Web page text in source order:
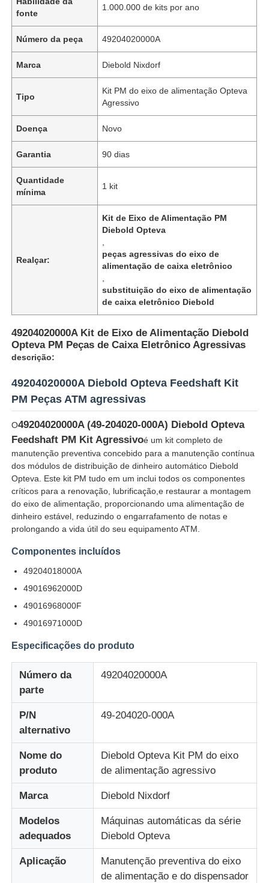
Casa
Produtos
Vídeos
Quem Somos
Fábrica
Controle de Qualidade
notícias
Todos os casos
Pedir um orçamento
fonte
1.000.000 de kits por ano
Número da peça 49204020000A
Marca Diebold Nixdorf
Tipo
Kit PM do eixo de alimentação Opteva
Agressivo
Doença Novo
Garantia 90 dias
Quantidade
mínima
1 kit
Realçar:
Kit de Eixo de Alimentação PM
Diebold Opteva
peças agressivas do eixo de
alimentação de caixa eletrônico
substituição do eixo de alimentação
de caixa eletrônico Diebold
49204020000A Kit de Eixo de Alimentação Diebold
Opteva PM Peças de Caixa Eletrônico Agressivas
descrição:
49204020000A Diebold Opteva Feedshaft Kit
PM Peças ATM agressivas
O49204020000A (49-204020-000A) Diebold Opteva
Feedshaft PM Kit Agressivoé um kit completo de
manutenção preventiva concebido para a manutenção contínua
dos módulos de distribuição de dinheiro automático Diebold
Opteva. Este kit PM tudo em um inclui todos os componentes
críticos para a renovação, lubrificação,e restaurar a montagem
do eixo de alimentação, proporcionando uma alimentação de
dinheiro estável, reduzindo o engarrafamento de notas e
prolongando a vida útil do seu equipamento ATM.
Componentes incluídos
49204018000A
49016962000D
49016968000F
49016971000D
Especificações do produto
Número da
parte
49204020000A
P/N
alternativo
49-204020-000A
Nome do
produto
Diebold Opteva Kit PM do eixo
de alimentação agressivo
Marca Diebold Nixdorf
Modelos
adequados
Máquinas automáticas da série
Diebold Opteva
Aplicação
Manutenção preventiva do eixo
de alimentação e do dispensador